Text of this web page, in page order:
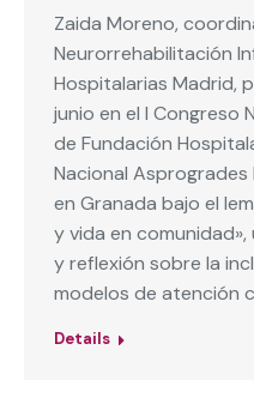
Zaida Moreno,
Neurorrehabilitación
Hospitalarias Madrid,
junio en el I Congreso
de Fundación
Nacional Asprogrades
en Granada bajo el
y vida en
y reflexión sobre la
modelos de atención
Details